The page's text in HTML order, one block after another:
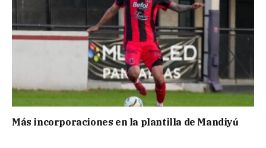
Más incorporaciones en la plantilla de Mandiyú